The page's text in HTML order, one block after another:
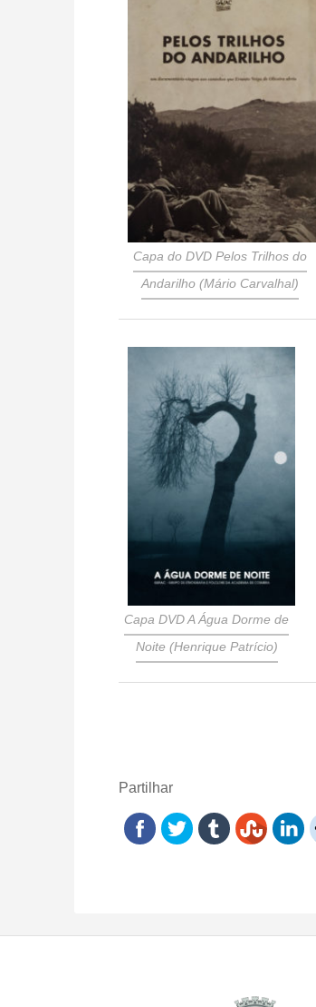
Capa do DVD Pelos Trilhos do
Andarilho (Mário Carvalhal)
Capa DVD A Água Dorme de
Noite (Henrique Patrício)
Partilhar